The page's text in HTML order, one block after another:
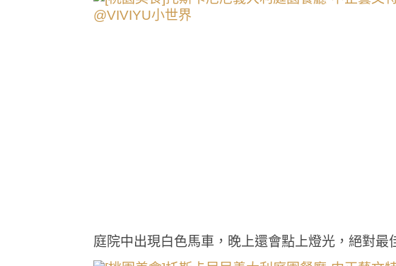
庭院中出現白色馬車，晚上還會點上燈光，絕對最